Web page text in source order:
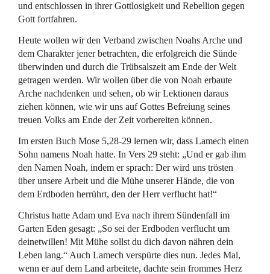
und entschlossen in ihrer Gottlosigkeit und Rebellion gegen
Gott fortfahren.
Heute wollen wir den Verband zwischen Noahs Arche und
dem Charakter jener betrachten, die erfolgreich die Sünde
überwinden und durch die Trübsalszeit am Ende der Welt
getragen werden. Wir wollen über die von Noah erbaute
Arche nachdenken und sehen, ob wir Lektionen daraus
ziehen können, wie wir uns auf Gottes Befreiung seines
treuen Volks am Ende der Zeit vorbereiten können.
Im ersten Buch Mose 5,28-29 lernen wir, dass Lamech einen
Sohn namens Noah hatte. In Vers 29 steht: „Und er gab ihm
den Namen Noah, indem er sprach: Der wird uns trösten
über unsere Arbeit und die Mühe unserer Hände, die von
dem Erdboden herrührt, den der Herr verflucht hat!“
Christus hatte Adam und Eva nach ihrem Sündenfall im
Garten Eden gesagt: „So sei der Erdboden verflucht um
deinetwillen! Mit Mühe sollst du dich davon nähren dein
Leben lang.“ Auch Lamech verspürte dies nun. Jedes Mal,
wenn er auf dem Land arbeitete, dachte sein frommes Herz